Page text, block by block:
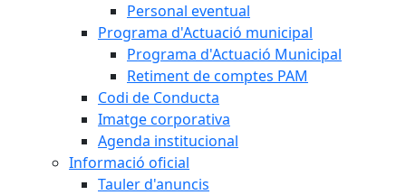
Personal eventual
Programa d'Actuació municipal
Programa d'Actuació Municipal
Retiment de comptes PAM
Codi de Conducta
Imatge corporativa
Agenda institucional
Informació oficial
Tauler d'anuncis